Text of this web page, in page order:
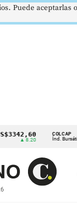
▲ 8.20
COLCAP
Índ. Bursátil
Puede aceptarlas